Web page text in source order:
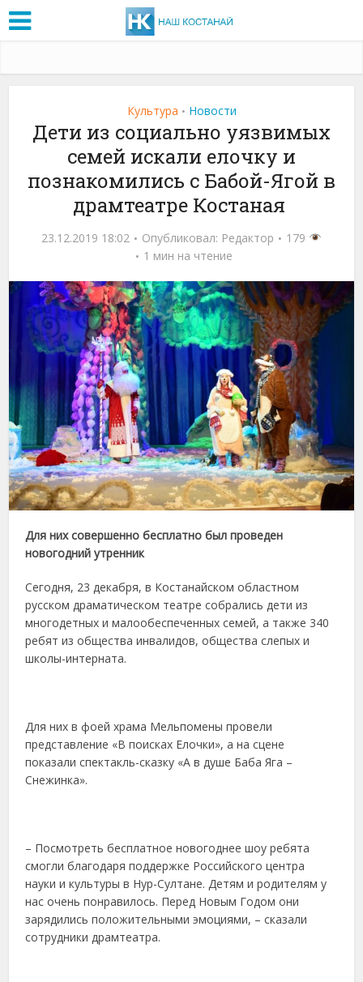
Культура • Новости
Дети из социально уязвимых
семей искали елочку и
познакомились с Бабой-Ягой в
драмтеатре Костаная
23.12.2019 18:02 Опубликовал: Редактор
179
1 мин на чтение
Для них совершенно бесплатно был проведен
новогодний утренник
Сегодня, 23 декабря, в Костанайском областном
русском драматическом театре собрались дети из
многодетных и малообеспеченных семей, а также 340
ребят из общества инвалидов, общества слепых и
школы-интерната.
Для них в фоей храма Мельпомены провели
представление «В поисках Елочки», а на сцене
показали спектакль-сказку «А в душе Баба Яга –
Снежинка».
– Посмотреть бесплатное новогоднее шоу ребята
смогли благодаря поддержке Российского центра
науки и культуры в Нур-Султане. Детям и родителям у
нас очень понравилось. Перед Новым Годом они
зарядились положительными эмоциями, – сказали
сотрудники драмтеатра.